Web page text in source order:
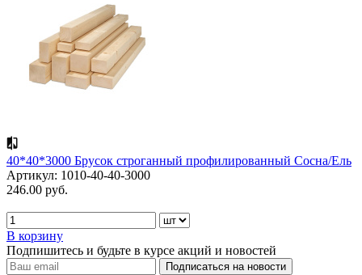
40*40*3000 Брусок строганный профилированный Сосна/Ель
Артикул: 1010-40-40-3000
246.00 руб.
В корзину
Подпишитесь и будьте в курсе акций и новостей